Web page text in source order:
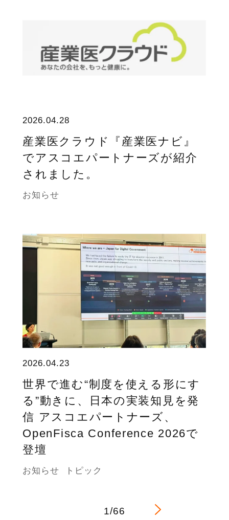
2026.04.28
産業医クラウド『産業医ナビ』
でアスコエパートナーズが紹介
されました。
お知らせ
2026.04.23
世界で進む“制度を使える形にす
る”動きに、日本の実装知見を発
信 アスコエパートナーズ、
OpenFisca Conference 2026で
登壇
お知らせ トピック
1/66